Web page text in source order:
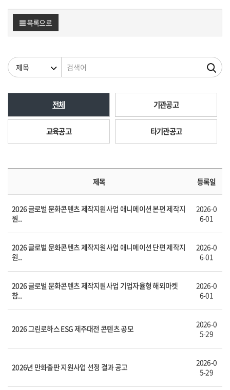
목록으로
검색조건 검색어
전체 기관공고
교육공고 타기관공고
제목 등록일
2026 글로벌 문화콘텐츠 제작지원사업 애니메이션 본편 제작지
원..
2026-0
6-01
2026 글로벌 문화콘텐츠 제작지원사업 애니메이션 단편 제작지
원..
2026-0
6-01
2026 글로벌 문화콘텐츠 제작지원사업 기업자율형 해외마켓
참..
2026-0
6-01
2026 그린로하스 ESG 제주대전 콘텐츠 공모
2026-0
5-29
2026년 만화출판 지원사업 선정 결과 공고
2026-0
5-29